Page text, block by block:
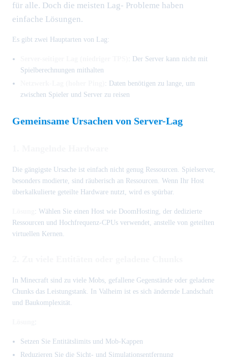
für alle. Doch die meisten Lag- Probleme haben
einfache Lösungen.
Es gibt zwei Hauptarten von Lag:
: Der Server kann nicht mit
Spielberechnungen mithalten
: Daten benötigen zu lange, um
zwischen Spieler und Server zu reisen
Gemeinsame Ursachen von Server-Lag
Die gängigste Ursache ist einfach nicht genug Ressourcen. Spielserver,
besonders modierte, sind räuberisch an Ressourcen. Wenn Ihr Host
überkalkulierte geteilte Hardware nutzt, wird es spürbar.
: Wählen Sie einen Host wie DoomHosting, der dedizierte
Ressourcen und Hochfrequenz-CPUs verwendet, anstelle von geteilten
virtuellen Kernen.
In Minecraft sind zu viele Mobs, gefallene Gegenstände oder geladene
Chunks das Leistungstank. In Valheim ist es sich ändernde Landschaft
und Baukomplexität.
:
Setzen Sie Entitätslimits und Mob-Kappen
Reduzieren Sie die Sicht- und Simulationsentfernung